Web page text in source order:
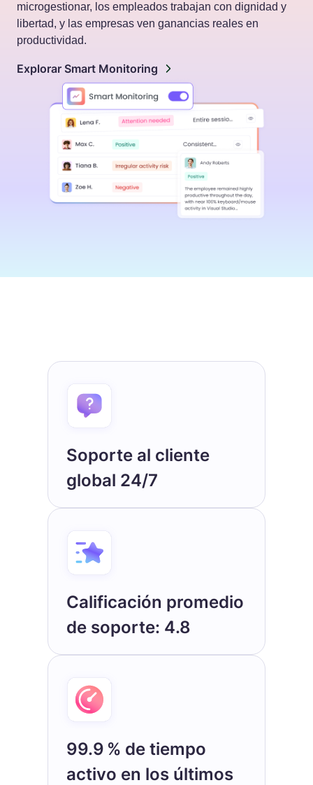
microgestionar, los empleados trabajan con dignidad y
libertad, y las empresas ven ganancias reales en
productividad.
Explorar Smart Monitoring
Soporte al cliente
global 24/7
Calificación promedio
de soporte: 4.8
99.9 % de tiempo
activo en los últimos